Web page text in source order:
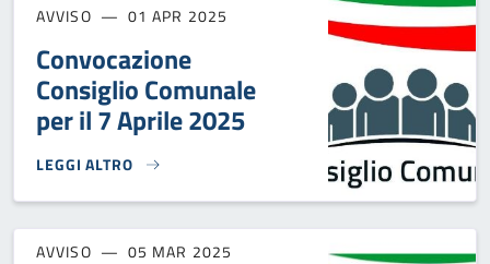
AVVISO 01 APR 2025
Convocazione
Consiglio Comunale
per il 7 Aprile 2025
LEGGI ALTRO
CONVOCAZIONE CONSIGLIO COMUNALE PER IL 7 APRILE
AVVISO 05 MAR 2025